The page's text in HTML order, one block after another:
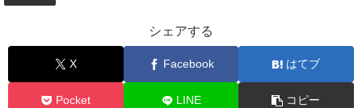
シェアする
X Facebook はてブ
Pocket LINE コピー